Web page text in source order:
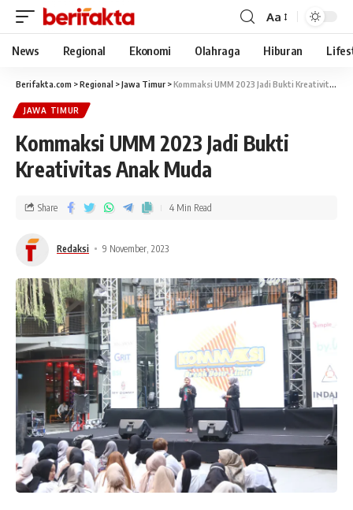
Aa
News Regional Ekonomi Olahraga Hiburan
Berifakta.com >Regional >Jawa Timur >Kommaksi UMM 2023 Jadi Bukti Kreativitas Anak Muda
JAWA TIMUR
Kommaksi UMM 2023 Jadi Bukti
Kreativitas Anak Muda
Redaksi 9 November, 2023
Share 4 Min Read